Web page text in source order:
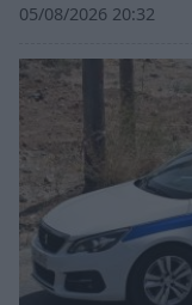
05/08/2026 20:32